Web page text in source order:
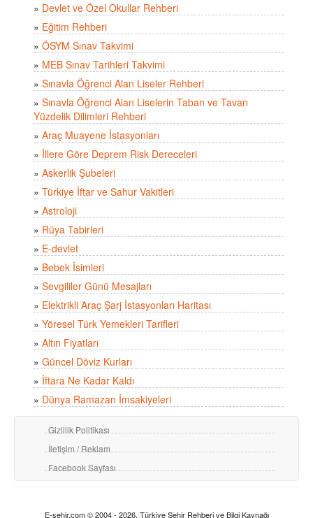
» Devlet ve Özel Okullar Rehberi
» Eğitim Rehberi
» ÖSYM Sınav Takvimi
» MEB Sınav Tarihleri Takvimi
» Sınavla Öğrenci Alan Liseler Rehberi
» Sınavla Öğrenci Alan Liselerin Taban ve Tavan
Yüzdelik Dilimleri Rehberi
» Araç Muayene İstasyonları
» İllere Göre Deprem Risk Dereceleri
» Askerlik Şubeleri
» Türkiye İftar ve Sahur Vakitleri
» Astroloji
» Rüya Tabirleri
» E-devlet
» Bebek İsimleri
» Sevgililer Günü Mesajları
» Elektrikli Araç Şarj İstasyonları Haritası
» Yöresel Türk Yemekleri Tarifleri
» Altın Fiyatları
» Güncel Döviz Kurları
» İftara Ne Kadar Kaldı
» Dünya Ramazan İmsakiyeleri
Gizlilik Politikası
İletişim / Reklam
Facebook Sayfası
E-sehir.com © 2004 - 2026, Türkiye Şehir Rehberi ve Bilgi Kaynağı